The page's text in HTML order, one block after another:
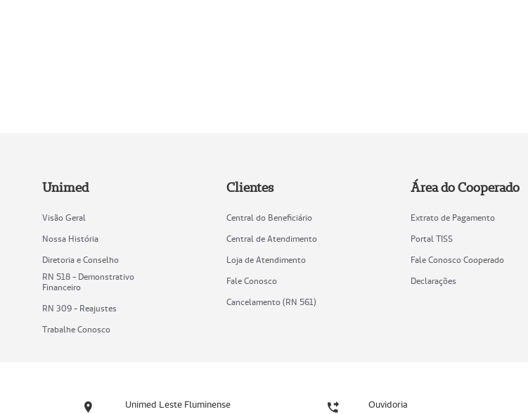
Unimed
Visão Geral
Nossa História
Diretoria e Conselho
RN 518 - Demonstrativo
Financeiro
RN 309 - Reajustes
Trabalhe Conosco
Clientes
Central do Beneficiário
Central de Atendimento
Loja de Atendimento
Fale Conosco
Cancelamento (RN 561)
Área do Cooperado
Extrato de Pagamento
Portal TISS
Fale Conosco Cooperado
Declarações
Unimed Leste Fluminense Ouvidoria